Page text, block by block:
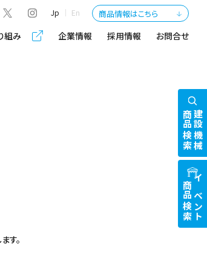
Jp En 商品情報はこちら
組み 企業情報 採用情報 お問合せ
す。
建設機械
商品検索
イベント
商品検索